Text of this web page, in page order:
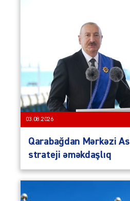
03.08.2026
Qarabağdan Mərkəzi
strateji əməkdaşlıq